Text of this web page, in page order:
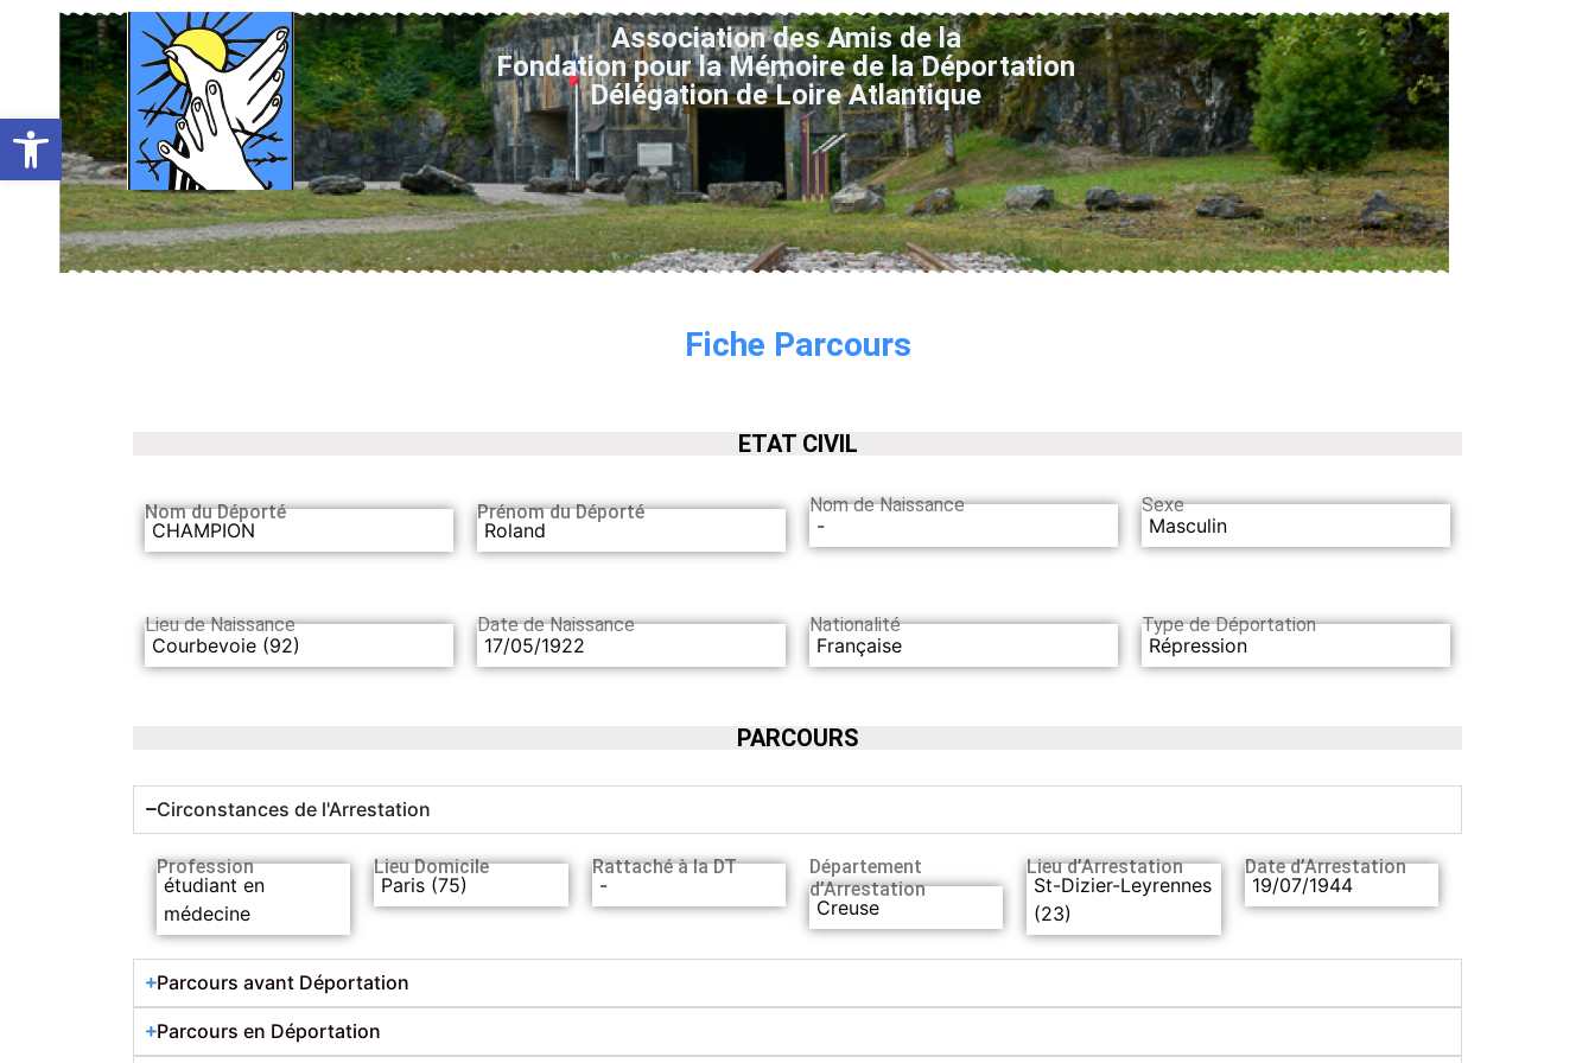
Ouvrir la barre d’outils
Association des Amis de la
Fondation pour la Mémoire de la Déportation
Délégation de Loire Atlantique
Fiche Parcours
ETAT CIVIL
Nom du Déporté
CHAMPION
Prénom du Déporté
Roland
Nom de Naissance
-
Sexe
Masculin
Lieu de Naissance
Courbevoie (92)
Date de Naissance
17/05/1922
Nationalité
Française
Type de Déportation
Répression
PARCOURS
Circonstances de l'Arrestation
Profession
étudiant en
médecine
Lieu Domicile
Paris (75)
Rattaché à la DT
-
Département
d’Arrestation
Creuse
Lieu d’Arrestation
St-Dizier-Leyrennes
(23)
Date d’Arrestation
19/07/1944
Parcours avant Déportation
Parcours en Déportation